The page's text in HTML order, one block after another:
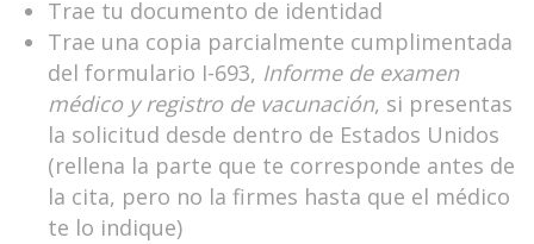
Trae tu documento de identidad
Trae una copia parcialmente cumplimentada
del formulario I-693, Informe de examen
médico y registro de vacunación, si presentas
la solicitud desde dentro de Estados Unidos
(rellena la parte que te corresponde antes de
la cita, pero no la firmes hasta que el médico
te lo indique)